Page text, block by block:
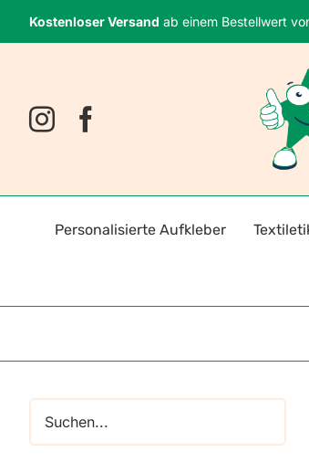
Inhalt
springen
Kostenloser Versand ab einem Bestellwert
Personalisierte Aufkleber
Namensaufkleber
Adressaufkleber